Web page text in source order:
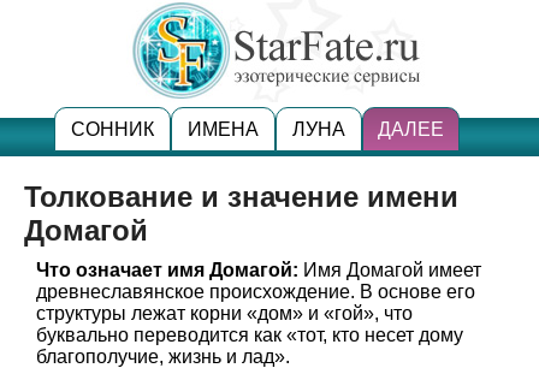
СОННИК ИМЕНА ЛУНА ДАЛЕЕ
Толкование и значение имени
Домагой
Что означает имя Домагой: Имя Домагой имеет
древнеславянское происхождение. В основе его
структуры лежат корни «дом» и «гой», что
буквально переводится как «тот, кто несет дому
благополучие, жизнь и лад».